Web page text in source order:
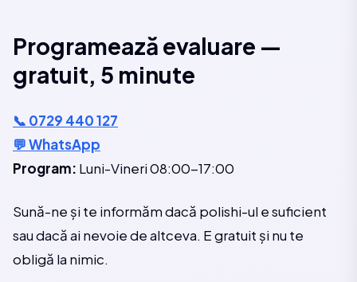
Programează evaluare —
gratuit, 5 minute
📞 0729 440 127
💬 WhatsApp
Program: Luni-Vineri 08:00-17:00
Sună-ne și te informăm dacă polishi-ul e suficient
sau dacă ai nevoie de altceva. E gratuit și nu te
obligă la nimic.